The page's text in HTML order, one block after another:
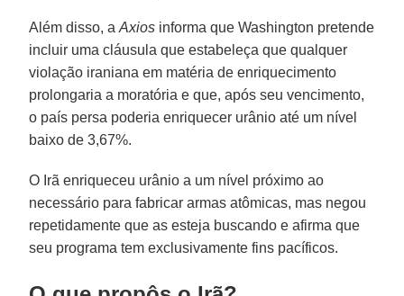
Além disso, aAxios informa que Washington pretende
incluir uma cláusula que estabeleça que qualquer
violação iraniana em matéria de enriquecimento
prolongaria a moratória e que, após seu vencimento,
o país persa poderia enriquecer urânio até um nível
baixo de 3,67%.
O Irã enriqueceu urânio a um nível próximo ao
necessário para fabricar armas atômicas, mas negou
repetidamente que as esteja buscando e afirma que
seu programa tem exclusivamente fins pacíficos.